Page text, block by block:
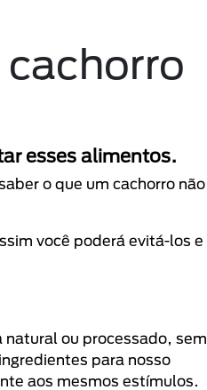
esses alimentos.
o que um cachorro não
você poderá evitá-los e
ou processado, sem
para nosso
aos mesmos estímulos.